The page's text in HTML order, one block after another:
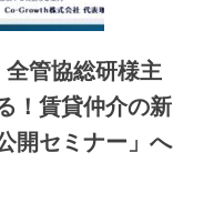
管協総研様主
！賃貸仲介の新
開セミナー」へ